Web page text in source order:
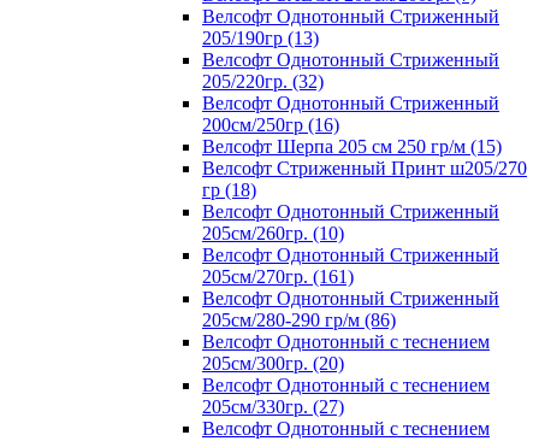
Велсофт Однотонный Стриженный
205/190гр (13)
Велсофт Однотонный Стриженный
205/220гр. (32)
Велсофт Однотонный Стриженный
200см/250гр (16)
Велсофт Шерпа 205 см 250 гр/м (15)
Велсофт Стриженный Принт ш205/270
гр (18)
Велсофт Однотонный Стриженный
205см/260гр. (10)
Велсофт Однотонный Стриженный
205см/270гр. (161)
Велсофт Однотонный Стриженный
205см/280-290 гр/м (86)
Велсофт Однотонный с теснением
205см/300гр. (20)
Велсофт Однотонный с теснением
205см/330гр. (27)
Велсофт Однотонный с теснением